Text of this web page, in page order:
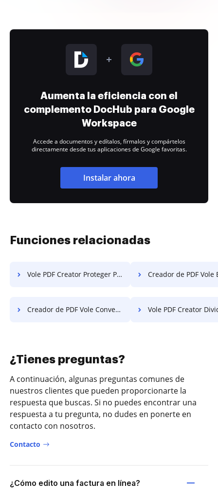
Aumenta la eficiencia con el
complemento DocHub para Google
Workspace
Accede a documentos y edítalos, fírmalos y compártelos
directamente desde tus aplicaciones de Google favoritas.
Instalar ahora
Funciones relacionadas
Vole PDF Creator Proteger PDF con Contraseña Creador de PDF Vole
Creador de PDF Vole Convertidor de PDF Vole PDF Creator
¿Tienes preguntas?
A continuación, algunas preguntas comunes de
nuestros clientes que pueden proporcionarte la
respuesta que buscas. Si no puedes encontrar una
respuesta a tu pregunta, no dudes en ponerte en
contacto con nosotros.
Contacto
¿Cómo edito una factura en línea?